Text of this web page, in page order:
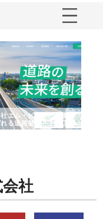
エム・ビルドが南多摩
る道路舗装と土木工事
社